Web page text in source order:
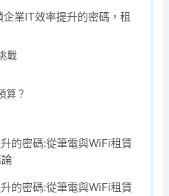
業IT效率提升的密碼，租
戰
算？
的密碼:從筆電與WiFi租賃
的密碼:從筆電與WiFi租賃